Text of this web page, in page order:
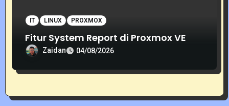
IT LINUX PROXMOX
Fitur System Report di Proxmox VE
Zaidan 04/08/2026